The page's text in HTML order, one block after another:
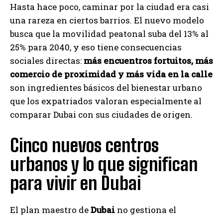
Hasta hace poco, caminar por la ciudad era casi
una rareza en ciertos barrios. El nuevo modelo
busca que la movilidad peatonal suba del 13% al
25% para 2040, y eso tiene consecuencias
sociales directas: más encuentros fortuitos, más
comercio de proximidad y más vida en la calle
son ingredientes básicos del bienestar urbano
que los expatriados valoran especialmente al
comparar Dubai con sus ciudades de origen.
Cinco nuevos centros
urbanos y lo que significan
para vivir en Dubai
El plan maestro deDubai no gestiona el